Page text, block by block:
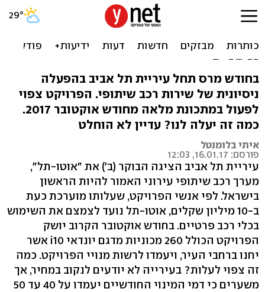
אוטו-תל יפעל עוד השנה.
חולדאי: "תם עידן הרכב
הפרטי"
בחודש מרס תחל עיריית תל אביב בהפעלה
ניסיונית של שירות רכב שיתופי. הפרויקט צפוי
לפעול במתכונת מלאה מחודש אוקטובר 2017.
כמה זה יעלה לנו? עדיין לא הוחלט
איתי בלומנטל
פורסם: 16.01.17, 12:03
עיריית תל אביב הציגה הבוקר (ב') את "אוטו-תל",
מערך רכב שיתופי עירוני האמור להיות הראשון
בישראל. לפי אנשי הפרויקט, שעלותו מוערכת כעת
ב-10 מיליון שקלים, אוטו-תל נועד לצמצם את השימוש
בכלי רכב פרטיים. בחודש אוקטובר הקרוב יושק
הפרויקט הכולל 260 מכוניות מדגם יונדאי i10 אשר
יחנו ברחבי העיר, ויעמדו לרשות מנויי הפרויקט. כמה
זה צפוי לעלות? בעירייה לא יודעים לנקוב במחיר, אך
משערים כי דמי המינוי החודשיים יעמדו על 40 עד 50